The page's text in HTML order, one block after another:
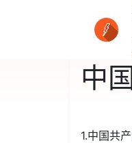
中
1.中国共